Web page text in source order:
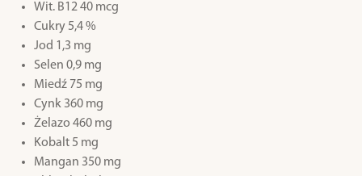
Wit. B12 40 mcg
Cukry 5,4 %
Jod 1,3 mg
Selen 0,9 mg
Miedź 75 mg
Cynk 360 mg
Żelazo 460 mg
Kobalt 5 mg
Mangan 350 mg